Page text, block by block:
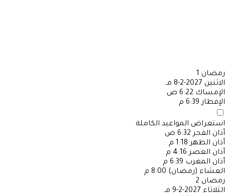
رمضان 1
الاثنين 2027-2-8 مـ
الإمساك 6:22 ص
الإفطار 6:39 م
استعراض المواعيد الكاملة
أذان الفجر 6:32 ص
أذان الظهر 1:18 م
أذان العصر 4:16 م
أذان المغرب 6:39 م
العشاء (رمضان) 8:00 م
رمضان 2
الثلاثاء 2027-2-9 مـ